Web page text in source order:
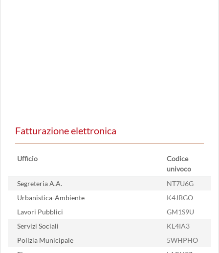
Fatturazione elettronica
Ufficio
Codice
univoco
Segreteria A.A.
NT7U6G
Urbanistica-Ambiente
K4JBGO
Lavori Pubblici
GM1S9U
Servizi Sociali
KL4IA3
Polizia Municipale
5WHPHO